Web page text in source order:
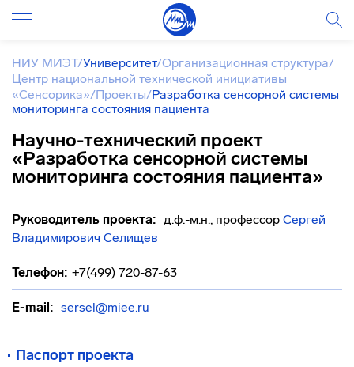
НИУ МИЭТ/Университет/Организационная структура/
Центр национальной технической инициативы
«Сенсорика»/Проекты/Разработка сенсорной системы
мониторинга состояния пациента
Научно-технический проект
«Разработка сенсорной системы
мониторинга состояния пациента»
Руководитель проекта: д.ф.-м.н., профессор Сергей
Владимирович Селищев
Телефон: +7(499) 720-87-63
E-mail: sersel@miee.ru
Паспорт проекта